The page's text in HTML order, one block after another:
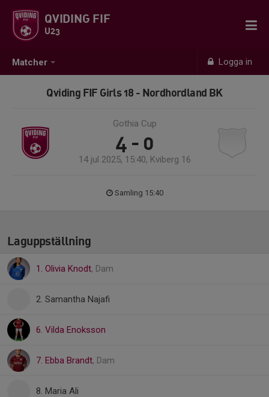
Matcher Logga in
QVIDING FIF
U23
Qviding FIF Girls 18 - Nordhordland BK
Gothia Cup
4 - 0
14 jul 2025, 15:40, Kviberg 16
Samling 15:40
Laguppställning
1. Olivia Knodt, Dam
2. Samantha Najafi
6. Vilda Enoksson
7. Ebba Brandt, Dam
8. Maria Ali